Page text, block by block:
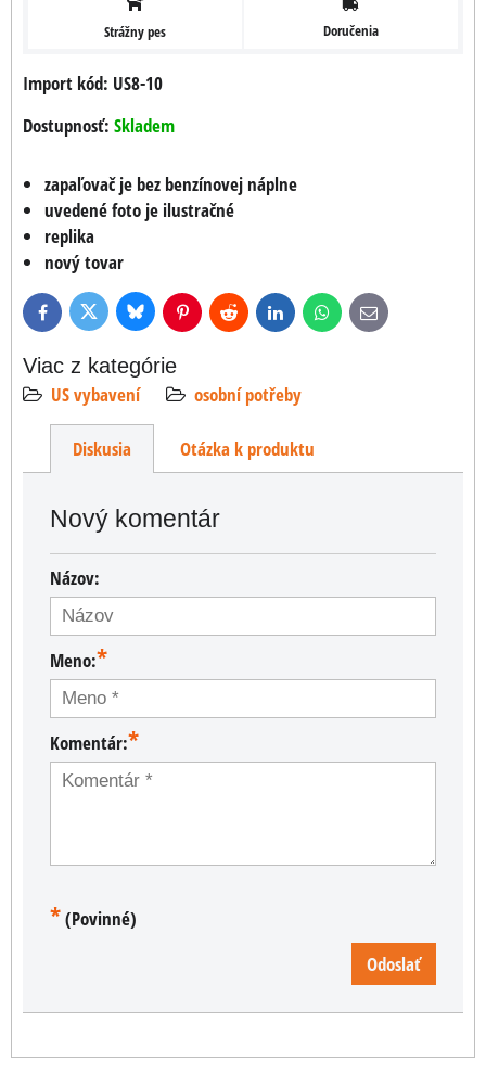
Strážny pes Doručenia
Import kód: US8-10
Dostupnosť: Skladem
zapaľovač je bez benzínovej náplne
uvedené foto je ilustračné
replika
nový tovar
FacebookTwitter BlueskyPinterestReddit LinkedInWhatsApp
E-
mail
Viac z kategórie
US vybavení
osobní potřeby
Diskusia Otázka k produktu
Nový komentár
Názov:
Meno:*
Komentár:*
*(Povinné)
Odoslať